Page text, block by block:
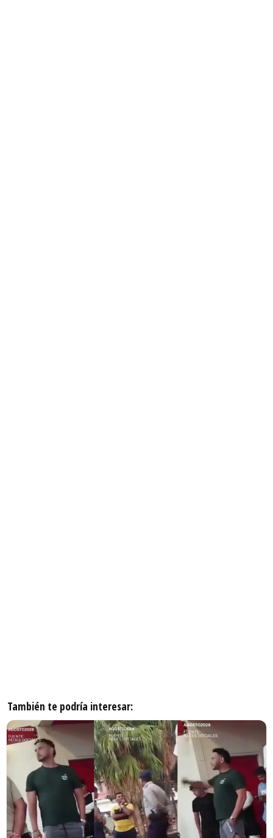
También te podría interesar: